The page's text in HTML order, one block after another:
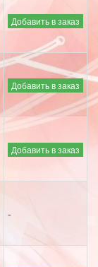
Добавить в заказ
Добавить в заказ
Добавить в заказ
-